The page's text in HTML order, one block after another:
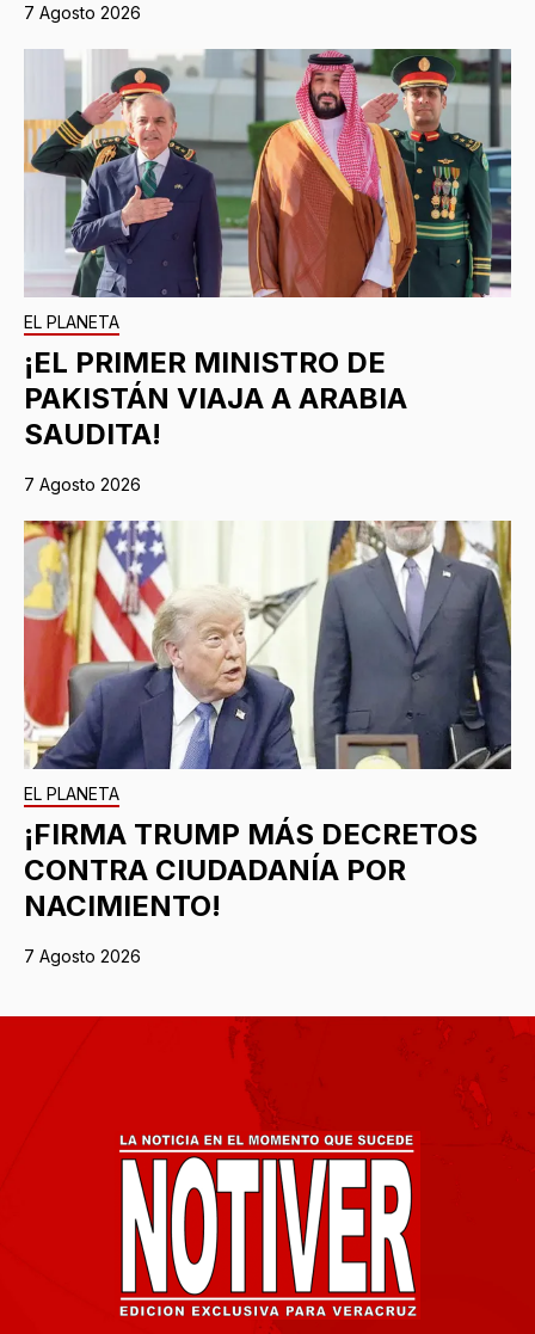
7 Agosto 2026
EL PLANETA
¡EL PRIMER MINISTRO DE
PAKISTÁN VIAJA A ARABIA
SAUDITA!
7 Agosto 2026
EL PLANETA
¡FIRMA TRUMP MÁS DECRETOS
CONTRA CIUDADANÍA POR
NACIMIENTO!
7 Agosto 2026